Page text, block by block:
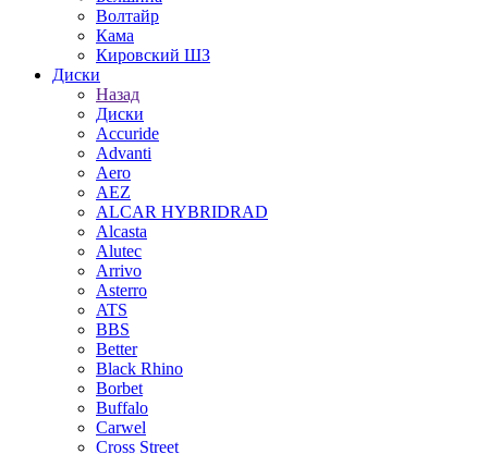
Волтайр
Кама
Кировский ШЗ
Диски
Назад
Диски
Accuride
Advanti
Aero
AEZ
ALCAR HYBRIDRAD
Alcasta
Alutec
Arrivo
Asterro
ATS
BBS
Better
Black Rhino
Borbet
Buffalo
Carwel
Cross Street